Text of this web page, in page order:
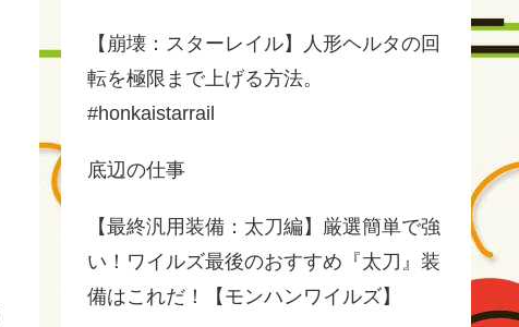
【崩壊：スターレイル】人形ヘルタの回
転を極限まで上げる方法。
#honkaistarrail
底辺の仕事
【最終汎用装備：太刀編】厳選簡単で強
い！ワイルズ最後のおすすめ『太刀』装
備はこれだ！【モンハンワイルズ】